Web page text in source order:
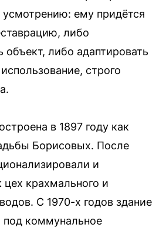
усмотрению: ему придётся
либо
объект, либо адаптировать
строго
в 1897 году как
Борисовых. После
и
цех крахмального и
С 1970-х годов здание
под коммунальное